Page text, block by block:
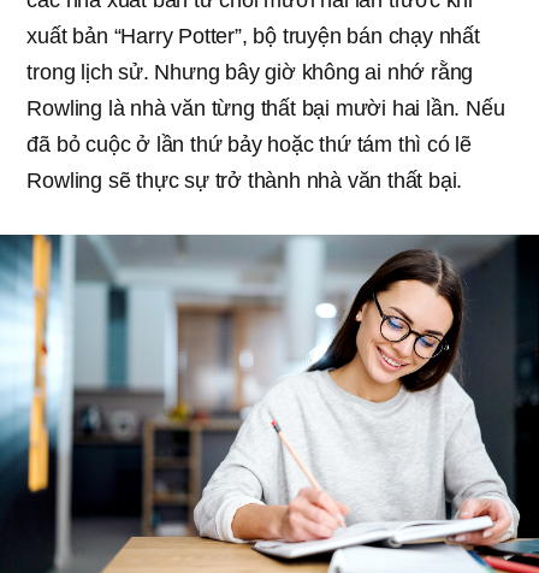
xuất bản “Harry Potter”, bộ truyện bán chạy nhất
trong lịch sử. Nhưng bây giờ không ai nhớ rằng
Rowling là nhà văn từng thất bại mười hai lần. Nếu
đã bỏ cuộc ở lần thứ bảy hoặc thứ tám thì có lẽ
Rowling sẽ thực sự trở thành nhà văn thất bại.